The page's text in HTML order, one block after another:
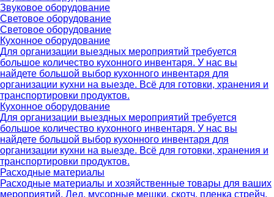
Звуковое оборудование
Световое оборудование
Световое оборудование
Кухонное оборудование
Для организации выездных мероприятий требуется
большое количество кухонного инвентаря. У нас вы
найдете большой выбор кухонного инвентаря для
организации кухни на выезде. Всё для готовки, хранения и
транспортировки продуктов.
Кухонное оборудование
Для организации выездных мероприятий требуется
большое количество кухонного инвентаря. У нас вы
найдете большой выбор кухонного инвентаря для
организации кухни на выезде. Всё для готовки, хранения и
транспортировки продуктов.
Расходные материалы
Расходные материалы и хозяйственные товары для ваших
мероприятий. Лед, мусорные мешки, скотч, пленка стрейч,